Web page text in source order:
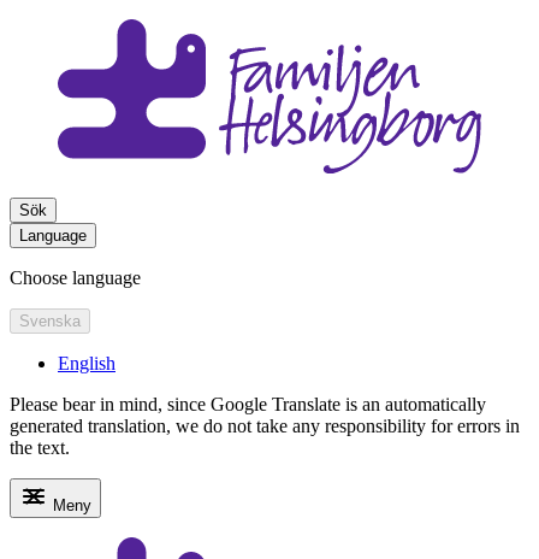
Sök
Language
Choose language
Svenska
English
Please bear in mind, since Google Translate is an automatically
generated translation, we do not take any responsibility for errors in
the text.
Meny